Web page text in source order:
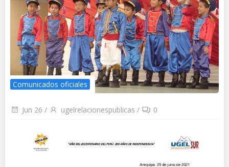
Comunicados oficiales
Jun 26 / ugelrelacionespublicas / 0